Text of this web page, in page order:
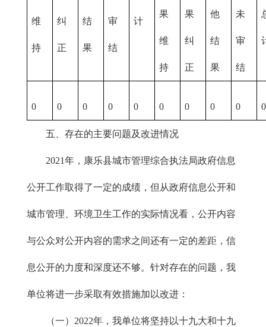
维
持
纠
正
结
果
审
结
计
果
维
持
果
纠
正
他
结
果
未
审
结
0 0 0 0 0 0 0 0 0 0
五、存在的主要问题及改进情况
2021年，康乐县城市管理综合执法局政府信息
公开工作取得了一定的成绩，但从政府信息公开和
城市管理、环境卫生工作的实际情况看，公开内容
与公众对公开内容的需求之间还有一定的差距，信
息公开的力度和深度还不够。针对存在的问题，我
单位将进一步采取有效措施加以改进：
（一）2022年，我单位将坚持以十九大和十九